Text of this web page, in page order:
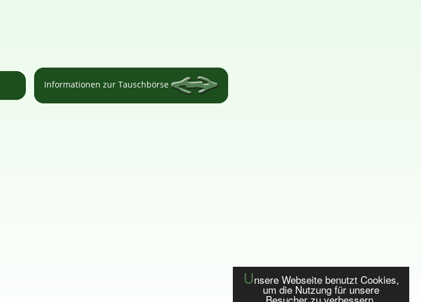
Unsere Webseite benutzt Cookies,
um die Nutzung für unsere
Informationen zur Tauschbörse